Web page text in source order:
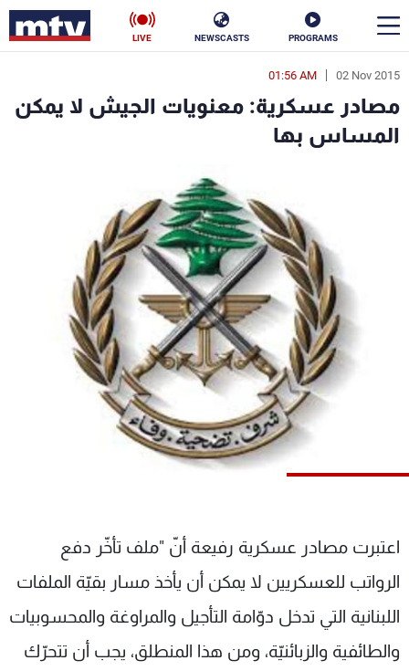
PROGRAMS
NEWSCASTS
LIVE
02 Nov 2015
01:56 AM
مصادر عسكرية: معنويات الجيش لا يمكن
المساس بها
اعتبرت مصادر عسكرية رفيعة أنّ "ملف تأخّر دفع
الرواتب للعسكريين لا يمكن أن يأخذ مسار بقيّة الملفات
اللبنانية التي تدخل دوّامة التأجيل والمراوغة والمحسوبيات
والطائفية والزبائنيّة، ومن هذا المنطلق، يجب أن تتحرّك
en
الأخبار
فن
رياضة
كأس العالم
جدول البرامج
لاعلاناتكم
شروط الإسـتخدام
سياسة الخصوصية